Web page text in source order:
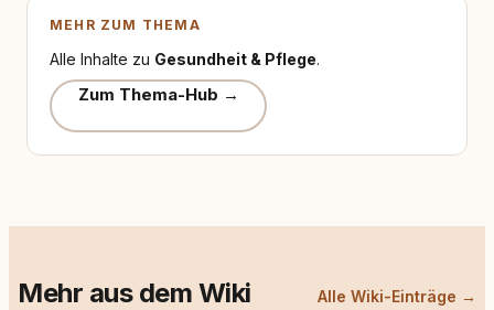
MEHR ZUM THEMA
Alle Inhalte zu Gesundheit & Pflege.
Zum Thema-Hub →
Mehr aus dem Wiki Alle Wiki-Einträge →